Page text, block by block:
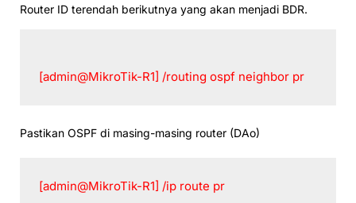
Router ID terendah berikutnya yang akan menjadi BDR.
[admin@MikroTik-R1] /routing ospf neighbor pr
Pastikan OSPF di masing-masing router (DAo)
[admin@MikroTik-R1] /ip route pr